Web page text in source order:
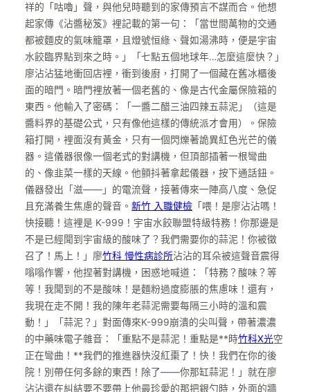
祥的「咕嚕」聲，與他兒時聽到的家傳預言不謀而合。他想
起家傳《沾醬秘笈》裡記載的第一句：「當世間萬物的交通
都被麵皮的氣味籠罩，且燈號恒綠、聲如湯沸時，便是宇宙
水餃臨界點到來之時。」「七點五個地球年…怎麼這麼快？」
廖沾沾猛地衝回店裡，衝到後廚，打開了一個藏在舊冰櫃後
面的暗門。暗門裡放著一個老舊的、像是古代金屬保險箱的
東西。他輸入了密碼：「一醬二醋三油四辣五蒜泥」（這是
醬料界的基礎公式，只有像他這樣的傳統派才會用）。保險
箱打開，裡面沒有黃金，只有一個閃爍著詭異紅色光芒的儀
器。這儀器很像一個老式的對講機，但頂部插著一根彎曲
的、像韭菜一樣的天線。他顫抖著拿起儀器，按下通話鈕。
儀器發出「滋——」的電流聲，接著傳來一陣高八度、急促
且充滿養生焦慮的聲音。 新竹 入職健檢 「喂！是廖沾沾嗎！
快接聽！這裡是 K-999！宇宙水餃聯盟特級特務！你那邊是
不是已經聞到宇宙級的酸味了？我們需要你的蒜泥！你被徵
召了！馬上！」廖竹科 慢性病診所沾沾的耳朵被這聲音震得
嗡嗡作響，他捏著對講機，困惑地喊道：「特務？酸味？等
等！我聞到的不是酸味！是麵粉過度膨脹的焦慮味！還有，
我現在走不開！我的陳年老蒜泥需要每隔三小時的溫和震
動！」「蒜泥？」對面傳來K-999崩潰的尖叫聲，帶著濃濃
的中藥味電子雜音：「重點不是蒜泥！重點是**時竹科X光空
正在彎曲！**我們的推進器快沒紅棗了！快！我們在你的後
院！別帶任何多餘的東西！除了——你那缸蒜泥！」就在廖
沾沾還在糾結要不要帶上他最珍愛的那把銀勺時，外面的牆